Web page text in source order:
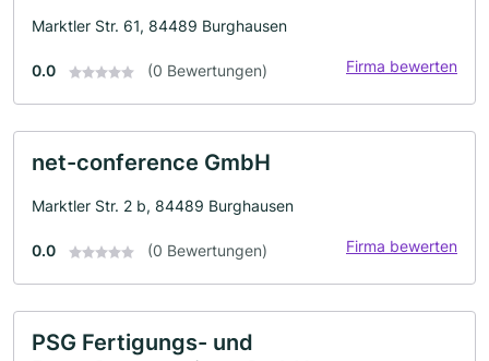
Marktler Str. 61, 84489 Burghausen
0.0 (0 Bewertungen) Firma bewerten
net-conference GmbH
Marktler Str. 2 b, 84489 Burghausen
0.0 (0 Bewertungen) Firma bewerten
PSG Fertigungs- und